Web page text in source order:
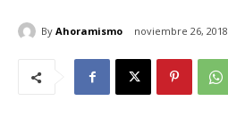
By Ahoramismo noviembre 26, 2018